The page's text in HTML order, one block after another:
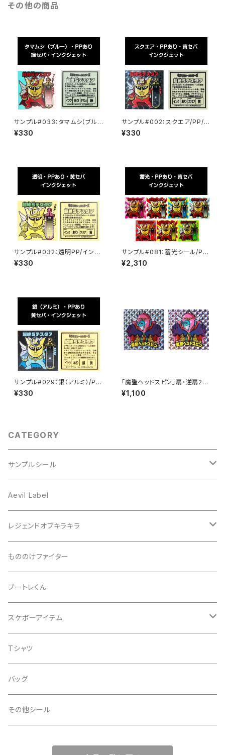
その他の商品
サンプル#033：タマムシ（ブル
ー）/PP/インクジェット/緑セパ
¥330
サンプル#002：スクエア/PP/イ
ンクジェット/黄セパ
¥330
サンプル#032：透明PP/インク
ジェット/黄セパ
¥330
サンプル#081：蓄光シール/PP/
インクジェット/黄セパ
¥2,310
サンプル#029：銀（アルミ）/PP/
インクジェット/黄セパ
¥330
「魔聖ヘッドスピン」扇・逆扇2枚
セット
¥1,100
CATEGORY
サンプルシール
プリズム
スクエア
ノイズ
スペース
扇
レンチキュラー
箔ホロ
タマムシ
ノーマル
透明
グリッター
蓄光
金
銀
Aevil Label
レジェンドオブキラキラ
シール
缶バッチ
Tシャツ
バッグ
iphoneケース
もののけファイター
ブートレくん
スケボーアイテム
デッキテープ
シール
Tシャツ
バッグ
その他シール